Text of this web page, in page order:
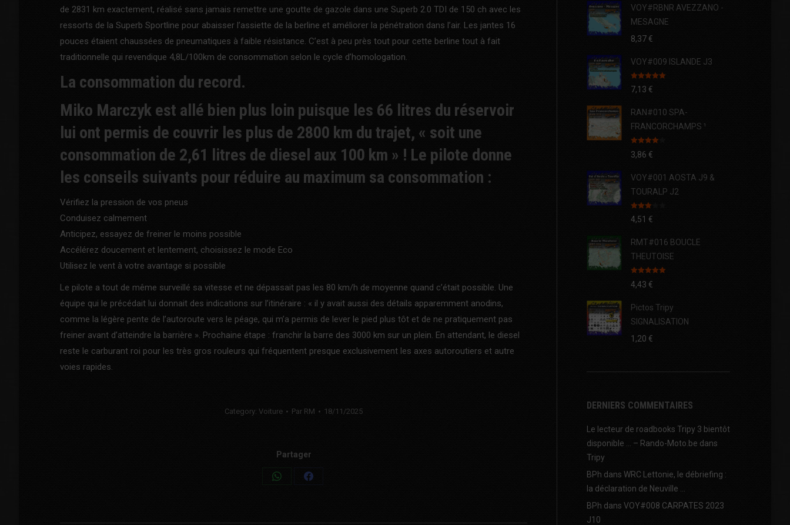
de 2831 km exactement, réalisé sans jamais remettre une goutte de gazole dans une Superb 2.0 TDI de 150 ch avec les
ressorts de la Superb Sportline pour abaisser l’assiette de la berline et améliorer la pénétration dans l’air. Les jantes 16
pouces étaient chaussées de pneumatiques à faible résistance. C’est à peu près tout pour cette berline tout à fait
traditionnelle qui revendique 4,8L/100km de consommation selon le cycle d’homologation.
La consommation du record.
Miko Marczyk est allé bien plus loin puisque les 66 litres du réservoir
lui ont permis de couvrir les plus de 2800 km du trajet, « soit une
consommation de 2,61 litres de diesel aux 100 km » ! Le pilote donne
les conseils suivants pour réduire au maximum sa consommation :
Vérifiez la pression de vos pneus
Conduisez calmement
Anticipez, essayez de freiner le moins possible
Accélérez doucement et lentement, choisissez le mode Eco
Utilisez le vent à votre avantage si possible
Le pilote a tout de même surveillé sa vitesse et ne dépassait pas les 80 km/h de moyenne quand c’était possible. Une
équipe qui le précédait lui donnait des indications sur l’itinéraire : « il y avait aussi des détails apparemment anodins,
comme la légère pente de l’autoroute vers le péage, qui m’a permis de lever le pied plus tôt et de ne pratiquement pas
freiner avant d’atteindre la barrière ». Prochaine étape : franchir la barre des 3000 km sur un plein. En attendant, le diesel
reste le carburant roi pour les très gros rouleurs qui fréquentent presque exclusivement les axes autoroutiers et autre
voies rapides.
Category: Voiture Par RM 18/11/2025
Partager
Share
Share
VOY#RBNR AVEZZANO -
MESAGNE
8,37€
VOY#009 ISLANDE J3
Note5.00
sur 5
7,13 €
RAN#010 SPA-
FRANCORCHAMPS ¹
Note 4.00
sur 5
3,86 €
VOY#001 AOSTA J9 &
TOURALP J2
Note
3.00
4,51 €
RMT#016 BOUCLE
THEUTOISE
Note 5.00
sur 5
4,43 €
Pictos Tripy
SIGNALISATION
1,20 €
DERNIERS COMMENTAIRES
Le lecteur de roadbooks Tripy 3 bientôt
disponible … – Rando-Moto.be dans
Tripy
BPh dans WRC Lettonie, le débriefing :
la déclaration de Neuville …
BPh dans VOY#008 CARPATES 2023
J10